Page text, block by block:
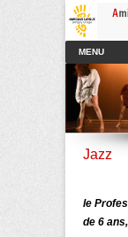
Amicale
Menu
Aller au
MENU
Jazz
le
de 6